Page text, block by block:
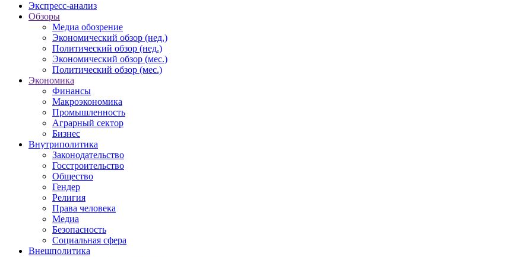
Экспресс-анализ
Обзоры
Медиа обозрение
Экономический обзор (нед.)
Политический обзор (нед.)
Экономический обзор (мес.)
Политический обзор (мес.)
Экономика
Финансы
Макроэкономика
Промышленность
Аграрный сектор
Бизнес
Внутриполитика
Законодательство
Госстроительство
Общество
Гендер
Религия
Права человека
Медиа
Безопасность
Социальная сфера
Внешполитика